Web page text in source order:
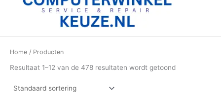
Home / Producten
Resultaat 1–12 van de 478 resultaten wordt getoond